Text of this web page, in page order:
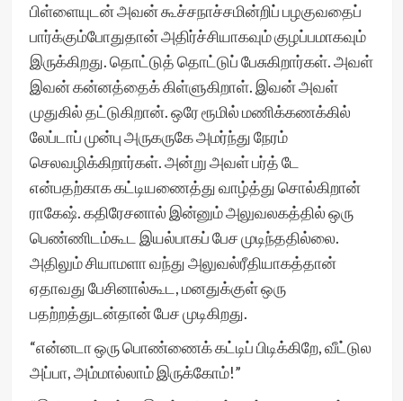
பிள்ளையுடன் அவன் கூச்சநாச்சமின்றிப் பழகுவதைப்
பார்க்கும்போதுதான் அதிர்ச்சியாகவும் குழப்பமாகவும்
இருக்கிறது. தொட்டுத் தொட்டுப் பேசுகிறார்கள். அவள்
இவன் கன்னத்தைக் கிள்ளுகிறாள். இவன் அவள்
முதுகில் தட்டுகிறான். ஒரே ரூமில் மணிக்கணக்கில்
லேப்டாப் முன்பு அருகருகே அமர்ந்து நேரம்
செலவழிக்கிறார்கள். அன்று அவள் பர்த் டே
என்பதற்காக கட்டியணைத்து வாழ்த்து சொல்கிறான்
ராகேஷ். கதிரேசனால் இன்னும் அலுவலகத்தில் ஒரு
பெண்ணிடம்கூட இயல்பாகப் பேச முடிந்ததில்லை.
அதிலும் சியாமளா வந்து அலுவல்ரீதியாகத்தான்
ஏதாவது பேசினால்கூட, மனதுக்குள் ஒரு
பதற்றத்துடன்தான் பேச முடிகிறது.
“என்னடா ஒரு பொண்ணைக் கட்டிப் பிடிக்கிறே, வீட்டுல
அப்பா, அம்மால்லாம் இருக்கோம்!”